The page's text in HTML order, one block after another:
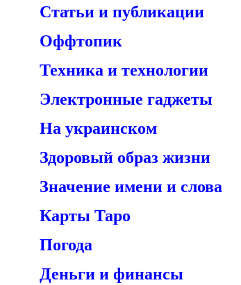
Статьи и публикации
Оффтопик
Техника и технологии
Электронные гаджеты
На украинском
Здоровый образ жизни
Значение имени и слова
Карты Таро
Погода
Деньги и финансы